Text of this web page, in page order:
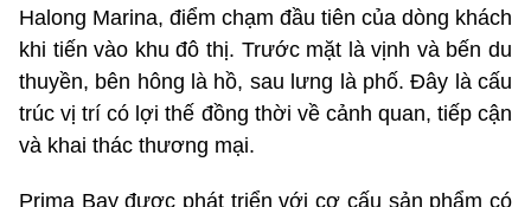
Halong Marina, điểm chạm đầu tiên của dòng khách
khi tiến vào khu đô thị. Trước mặt là vịnh và bến du
thuyền, bên hông là hồ, sau lưng là phố. Đây là cấu
trúc vị trí có lợi thế đồng thời về cảnh quan, tiếp cận
và khai thác thương mại.
Prima Bay được phát triển với cơ cấu sản phẩm có